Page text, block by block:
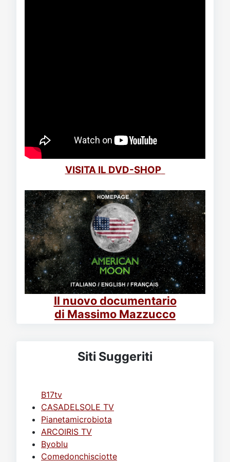
VISITA IL DVD-SHOP
Il nuovo documentario
di Massimo Mazzucco
Siti Suggeriti
B17tv
CASADELSOLE TV
Pianetamicrobiota
ARCOIRIS TV
Byoblu
Comedonchisciotte